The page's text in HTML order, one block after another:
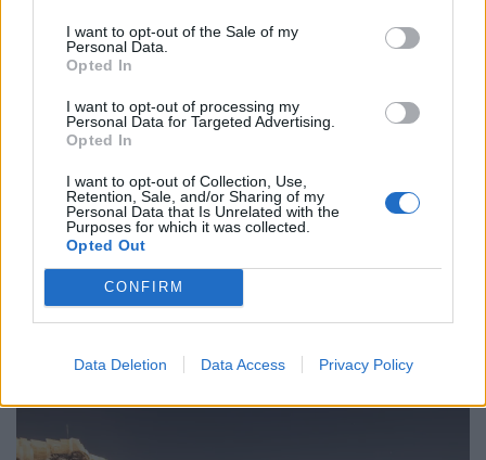
I want to opt-out of the Sale of my
Personal Data.
Opted In
I want to opt-out of processing my
Personal Data for Targeted Advertising.
Opted In
I want to opt-out of Collection, Use,
Retention, Sale, and/or Sharing of my
Personal Data that Is Unrelated with the
Purposes for which it was collected.
Opted Out
CONFIRM
Data Deletion Data Access Privacy Policy
Events
Sonic Dances: Ένα έργο για την ηχώ, την
αντήχηση και τη δόνηση
27.04.25
Ένα έργο που αναζητά τα άυλα όρια της χορογραφίας μέσω του
ρυθμού, αναπτύσσοντας ταυτόχρονα ένα ηχητικό χορό και